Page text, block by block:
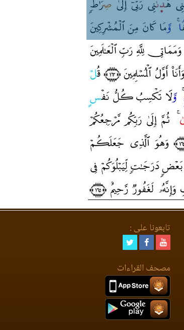
تابعونا على :
مصحف القراءات